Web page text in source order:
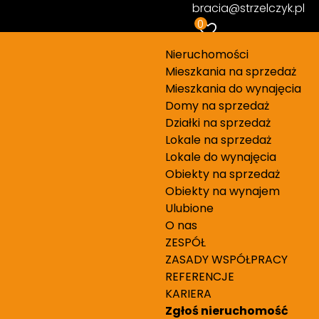
bracia@strzelczyk.pl
0
Nieruchomości
Mieszkania na sprzedaż
Mieszkania do wynajęcia
Domy na sprzedaż
Działki na sprzedaż
Lokale na sprzedaż
Lokale do wynajęcia
Obiekty na sprzedaż
Obiekty na wynajem
Ulubione
O nas
ZESPÓŁ
ZASADY WSPÓŁPRACY
REFERENCJE
KARIERA
Zgłoś nieruchomość
od najnowszych Mapa
435 000 PLN
14 500 PLN/m